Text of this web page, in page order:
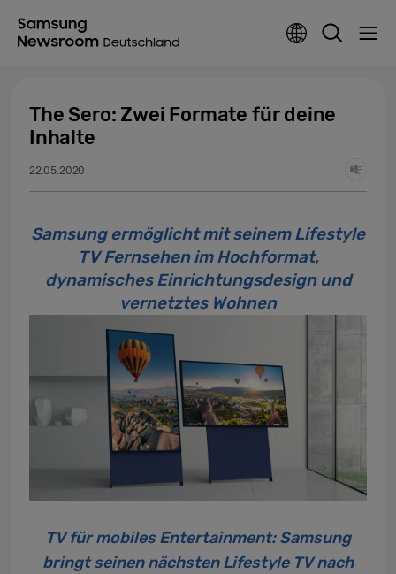
The Sero: Zwei Formate für deine
Inhalte
22.05.2020
Samsung ermöglicht mit seinem Lifestyle
TV Fernsehen im Hochformat,
dynamisches Einrichtungsdesign und
vernetztes Wohnen
TV für mobiles Entertainment: Samsung
bringt seinen nächsten Lifestyle TV nach